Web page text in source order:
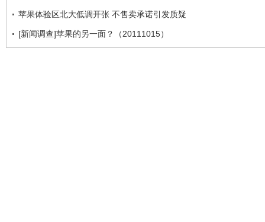
苹果体验区北大低调开张 不售卖承诺引发质疑
[新闻调查]苹果的另一面？（20111015）